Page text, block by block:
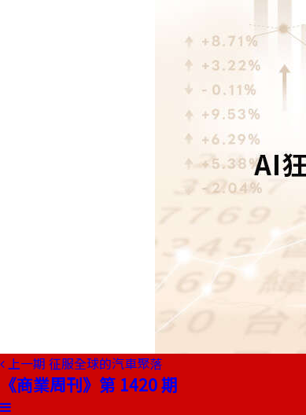
上一期 征服全球的汽車聚落
《商業周刊》第 1420 期